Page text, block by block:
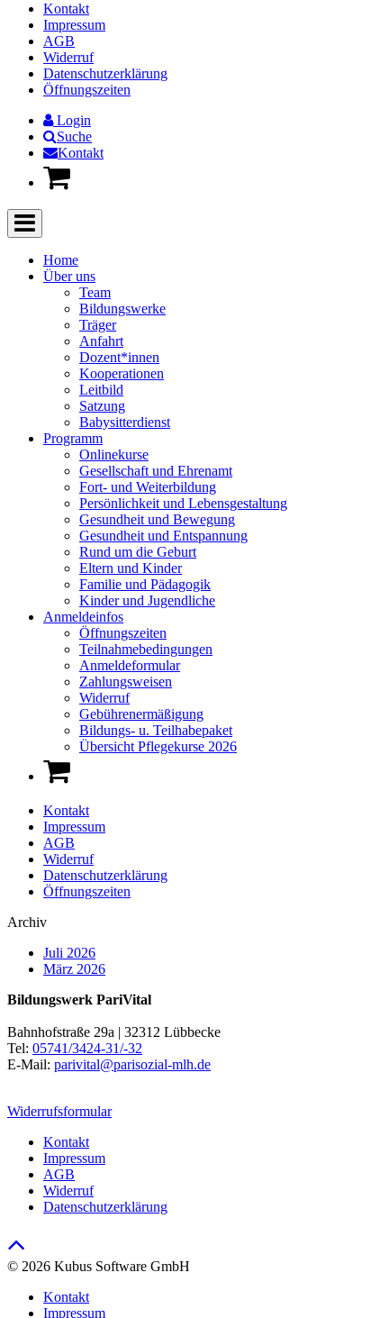
Kontakt
Impressum
AGB
Widerruf
Datenschutzerklärung
Öffnungszeiten
Login
Suche
Kontakt
Home
Über uns
Team
Bildungswerke
Träger
Anfahrt
Dozent*innen
Kooperationen
Leitbild
Satzung
Babysitterdienst
Programm
Onlinekurse
Gesellschaft und Ehrenamt
Fort- und Weiterbildung
Persönlichkeit und Lebensgestaltung
Gesundheit und Bewegung
Gesundheit und Entspannung
Rund um die Geburt
Eltern und Kinder
Familie und Pädagogik
Kinder und Jugendliche
Anmeldeinfos
Öffnungszeiten
Teilnahmebedingungen
Anmeldeformular
Zahlungsweisen
Widerruf
Gebührenermäßigung
Bildungs- u. Teilhabepaket
Übersicht Pflegekurse 2026
Kontakt
Impressum
AGB
Widerruf
Datenschutzerklärung
Öffnungszeiten
Archiv
Juli 2026
März 2026
Bildungswerk PariVital
Bahnhofstraße 29a | 32312 Lübbecke
Tel: 05741/3424-31/-32
E-Mail: parivital@parisozial-mlh.de
Widerrufsformular
Kontakt
Impressum
AGB
Widerruf
Datenschutzerklärung
© 2026 Kubus Software GmbH
Kontakt
Impressum